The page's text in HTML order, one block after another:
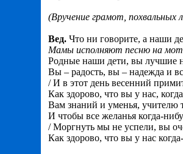
(Вручение грамот, похвальных
Вед. Что ни говорите, а наши
Мамы исполняют песню на
Родные наши дети, вы лучшие
Вы – радость, вы – надежда и
/ И в этот день весенний
Как здорово, что вы у нас,
Вам знаний и уменья, учителю
И чтобы все желанья когда-
/ Моргнуть мы не успели, вы
Как здорово, что вы у нас